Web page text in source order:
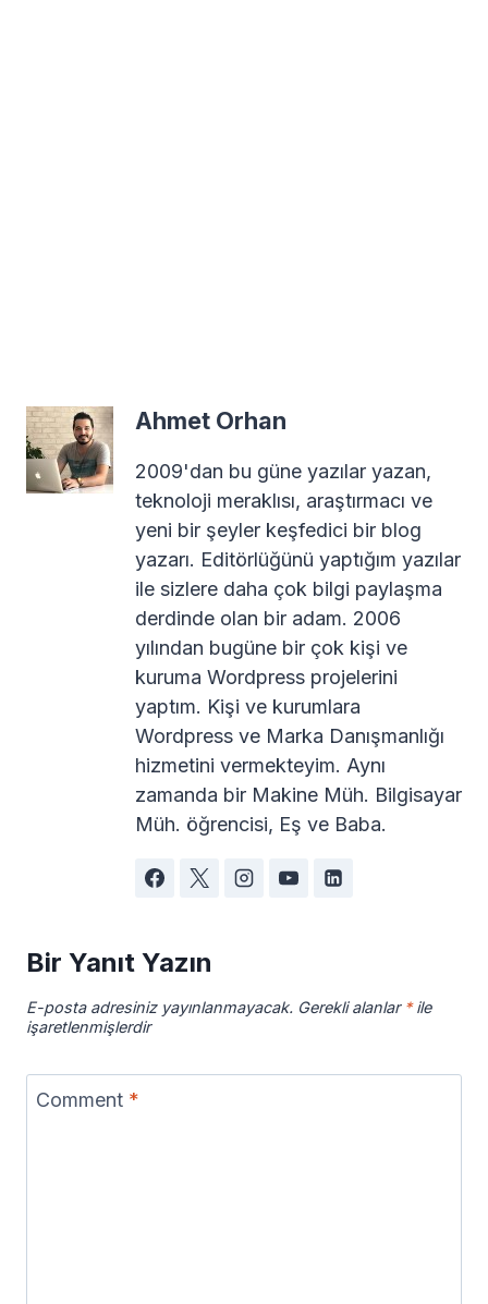
Ahmet Orhan
2009'dan bu güne yazılar yazan,
teknoloji meraklısı, araştırmacı ve
yeni bir şeyler keşfedici bir blog
yazarı. Editörlüğünü yaptığım yazılar
ile sizlere daha çok bilgi paylaşma
derdinde olan bir adam. 2006
yılından bugüne bir çok kişi ve
kuruma Wordpress projelerini
yaptım. Kişi ve kurumlara
Wordpress ve Marka Danışmanlığı
hizmetini vermekteyim. Aynı
zamanda bir Makine Müh. Bilgisayar
Müh. öğrencisi, Eş ve Baba.
Bir Yanıt Yazın
E-posta adresiniz yayınlanmayacak. Gerekli alanlar *ile
işaretlenmişlerdir
Comment *